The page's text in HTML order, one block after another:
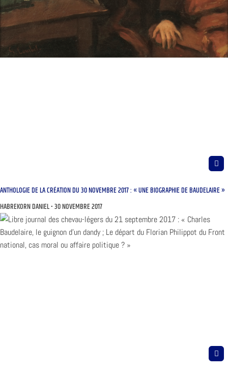
ANTHOLOGIE DE LA CRÉATION DU 30 NOVEMBRE 2017 : « UNE BIOGRAPHIE DE BAUDELAIRE »
HABREKORN DANIEL 30 NOVEMBRE 2017